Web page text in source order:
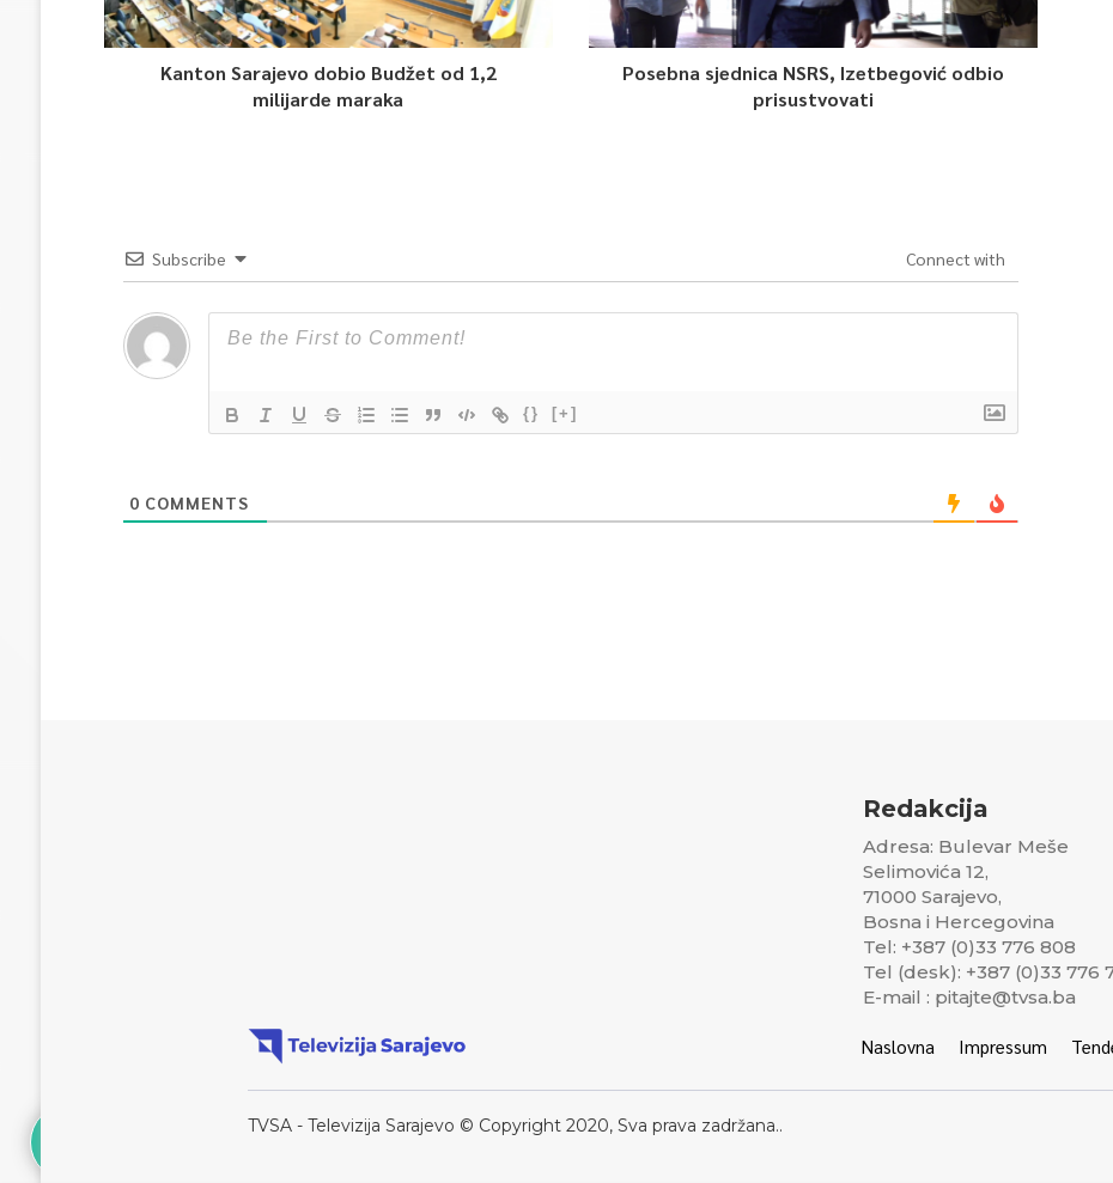
Kanton Sarajevo dobio Budžet od 1,2
milijarde maraka
Posebna sjednica NSRS, Izetbegović odbio
prisustvovati
Subscribe Connect with
{} [+]
0 COMMENTS
Redakcija
Adresa: Bulevar Meše
Selimovića 12,
71000 Sarajevo,
Bosna i Hercegovina
Tel: +387 (0)33 776 808
Tel (desk): +387 (0)33 776
E-mail : pitajte@tvsa.ba
Naslovna Impressum
TVSA - Televizija Sarajevo © Copyright 2020, Sva prava zadržana..